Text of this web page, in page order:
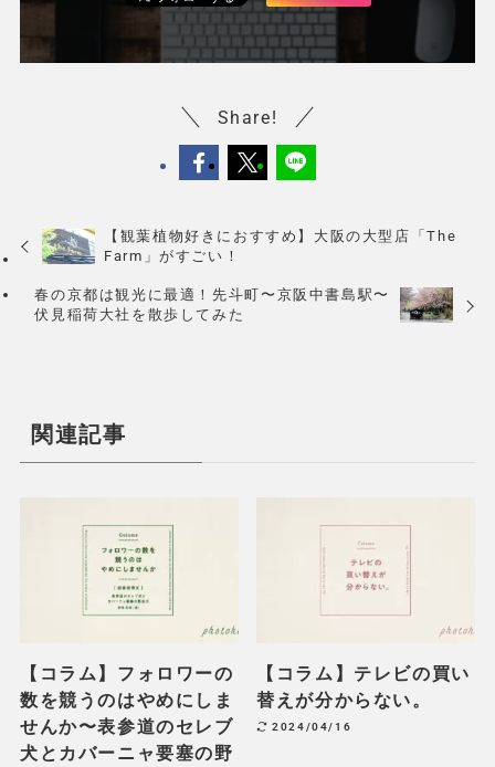
Share!
【観葉植物好きにおすすめ】大阪の大型店「The
Farm」がすごい！
春の京都は観光に最適！先斗町〜京阪中書島駅〜
伏見稲荷大社を散歩してみた
関連記事
【コラム】フォロワーの
数を競うのはやめにしま
せんか〜表参道のセレブ
犬とカバーニャ要塞の野
【コラム】テレビの買い
替えが分からない。
2024/04/16